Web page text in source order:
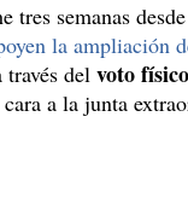
semanas
la ampliación
través del voto
a la junta